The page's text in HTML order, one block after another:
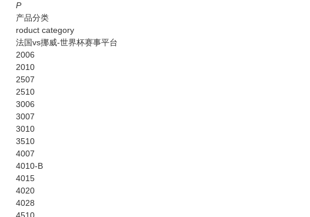
P
产品分类
roduct category
法国vs挪威-世界杯赛事平台
2006
2010
2507
2510
3006
3007
3010
3510
4007
4010-B
4015
4020
4028